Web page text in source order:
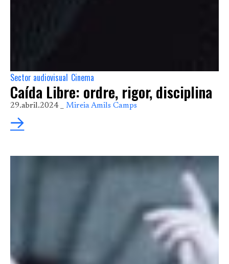
Sector audiovisual Cinema
Caída Libre: ordre, rigor, disciplina
29.abril.2024 _ Mireia Amils Camps